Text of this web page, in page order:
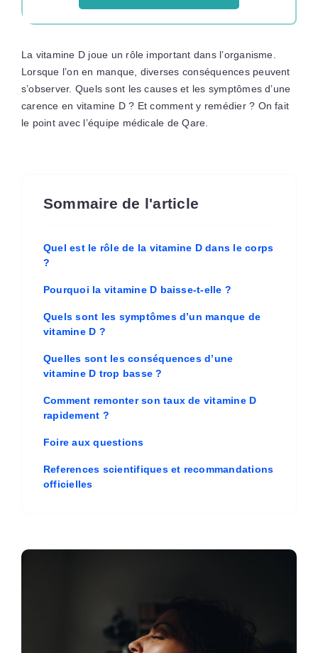
La vitamine D joue un rôle important dans l’organisme.
Lorsque l’on en manque, diverses conséquences peuvent
s’observer. Quels sont les causes et les symptômes d’une
carence en vitamine D ? Et comment y remédier ? On fait
le point avec l’équipe médicale de Qare.
Sommaire de l'article
Quel est le rôle de la vitamine D dans le corps
?
Pourquoi la vitamine D baisse-t-elle ?
Quels sont les symptômes d’un manque de
vitamine D ?
Quelles sont les conséquences d’une
vitamine D trop basse ?
Comment remonter son taux de vitamine D
rapidement ?
Foire aux questions
References scientifiques et recommandations
officielles